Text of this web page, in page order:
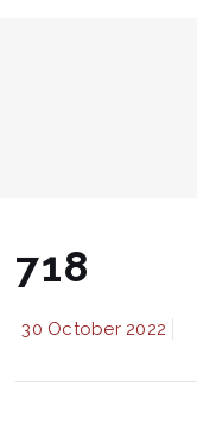
718
30 October 2022